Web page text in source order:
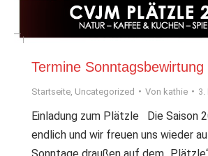
Termine Sonntagsbewirtung
Startseite Uncategorized Von kathie 3.
Einladung zum Plätzle Die Saison
endlich und wir freuen uns wieder
Sonntage draußen auf dem